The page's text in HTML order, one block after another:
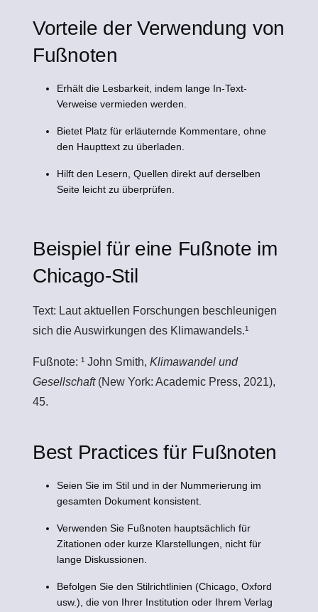
Vorteile der Verwendung von
Fußnoten
Erhält die Lesbarkeit, indem lange In-Text-
Verweise vermieden werden.
Bietet Platz für erläuternde Kommentare, ohne
den Haupttext zu überladen.
Hilft den Lesern, Quellen direkt auf derselben
Seite leicht zu überprüfen.
Beispiel für eine Fußnote im
Chicago-Stil
Text: Laut aktuellen Forschungen beschleunigen
sich die Auswirkungen des Klimawandels.¹
Fußnote: ¹ John Smith, Klimawandel und
Gesellschaft(New York: Academic Press, 2021),
45.
Best Practices für Fußnoten
Seien Sie im Stil und in der Nummerierung im
gesamten Dokument konsistent.
Verwenden Sie Fußnoten hauptsächlich für
Zitationen oder kurze Klarstellungen, nicht für
lange Diskussionen.
Befolgen Sie den Stilrichtlinien (Chicago, Oxford
usw.), die von Ihrer Institution oder Ihrem Verlag